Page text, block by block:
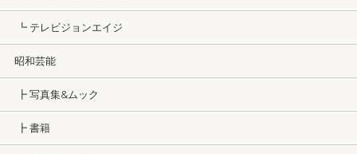
┗ テレビジョンエイジ
昭和芸能
┣ 写真集&ムック
┣ 書籍